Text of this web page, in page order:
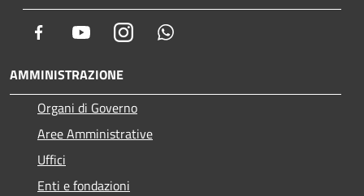
Facebook YoutubeInstagram
AMMINISTRAZIONE
Organi di Governo
Aree Amministrative
Uffici
Enti e fondazioni